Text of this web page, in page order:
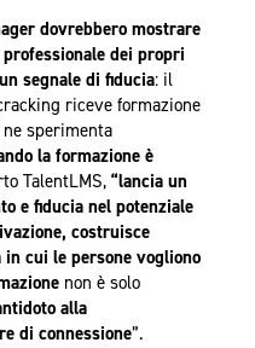
dovrebbero mostrare
dei propri
segnale di fiducia: il
riceve formazione
sperimenta
la formazione è
TalentLMS, “lancia un
e fiducia nel potenziale
costruisce
cui le persone vogliono
non è solo
alla
di connessione”.